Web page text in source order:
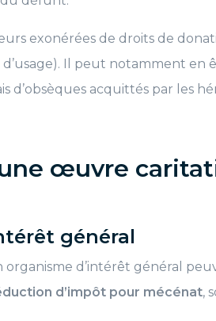
exonérées de droits de
d’usage). Il peut notamment en
d’obsèques acquittés par les
œuvre
général
organisme d’intérêt général
d’impôt pour mécénat,